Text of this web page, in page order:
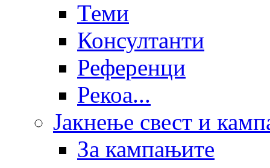
Теми
Консултанти
Референци
Рекоа...
Јакнење свест и
За кампањите